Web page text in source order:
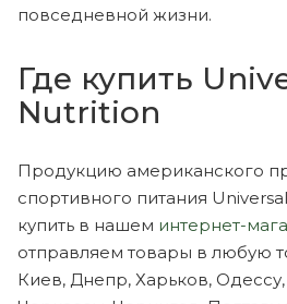
повседневной жизни.
Где купить
Nutrition
Продукцию американского
спортивного питания
купить в нашем интернет-
отправляем товары в любую
Киев, Днепр, Харьков,